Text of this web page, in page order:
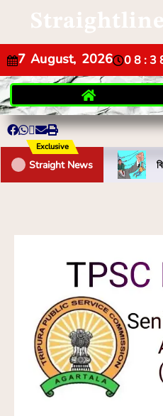
7 August, 2026
Exclusive
Straight News